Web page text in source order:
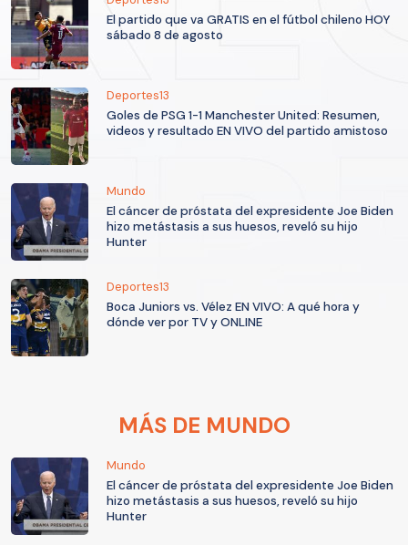
El partido que va GRATIS en el fútbol chileno HOY
sábado 8 de agosto
Deportes13
Goles de PSG 1-1 Manchester United: Resumen,
videos y resultado EN VIVO del partido amistoso
Mundo
El cáncer de próstata del expresidente Joe Biden
hizo metástasis a sus huesos, reveló su hijo
Hunter
Deportes13
Boca Juniors vs. Vélez EN VIVO: A qué hora y
dónde ver por TV y ONLINE
MÁS DE MUNDO
Mundo
El cáncer de próstata del expresidente Joe Biden
hizo metástasis a sus huesos, reveló su hijo
Hunter